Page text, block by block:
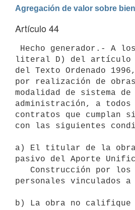
Agregación de valor sobre
Artículo 44
literal D) del artículo
del Texto Ordenado
por realización de
modalidad de sistema de
administración, a todos
contratos que cumplan
con las siguientes
a) El titular de la obra
pasivo del Aporte
personales vinculados a
b) La obra no califique